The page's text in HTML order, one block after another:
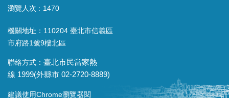
瀏覽人次
1470
機關地址：110204 臺北市信義區
市府路1號9樓北區
聯絡方式： 臺北市民當家熱
線 1999(外縣市 02-2720-8889)
建議使用Chrome瀏覽器閱